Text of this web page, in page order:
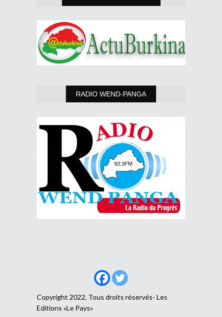
RADIO WEND-PANGA
Copyright 2022, Tous droits réservés- Les
Editions «Le Pays»